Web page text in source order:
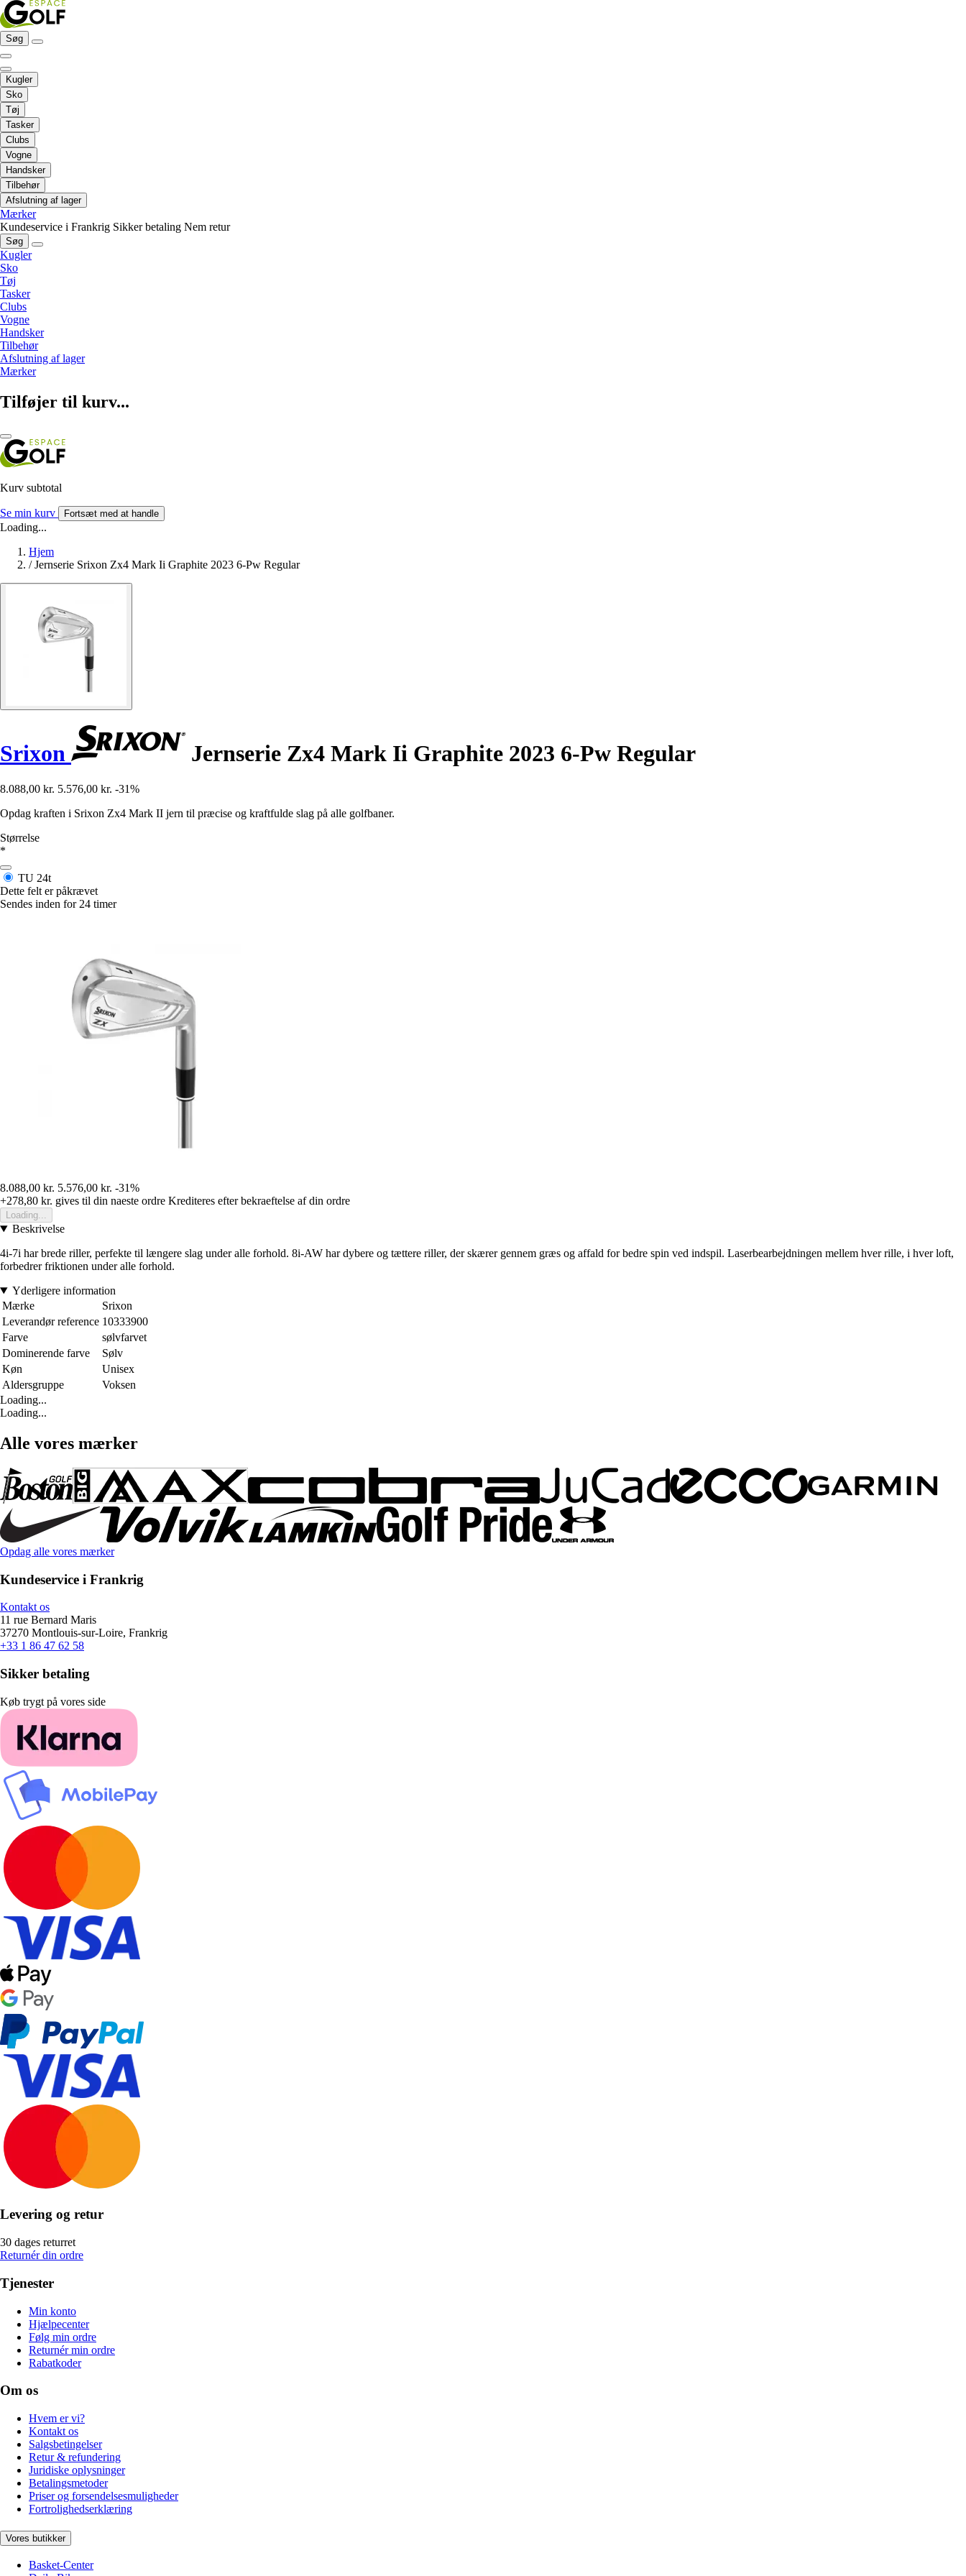
Søg
Kugler
Sko
Tøj
Tasker
Clubs
Vogne
Handsker
Tilbehør
Afslutning af lager
Mærker
Kundeservice i Frankrig Sikker betaling Nem retur
Søg
Kugler
Sko
Tøj
Tasker
Clubs
Vogne
Handsker
Tilbehør
Afslutning af lager
Mærker
Tilføjer til kurv...
Kurv subtotal
Se min kurv Fortsæt med at handle
Loading...
Hjem
/ Jernserie Srixon Zx4 Mark Ii Graphite 2023 6-Pw Regular
Srixon Jernserie Zx4 Mark Ii Graphite 2023 6-Pw Regular
8.088,00 kr. 5.576,00 kr. -31%
Opdag kraften i Srixon Zx4 Mark II jern til præcise og kraftfulde slag på alle golfbaner.
Størrelse
*
TU 24t
Dette felt er påkrævet
Sendes inden for 24 timer
8.088,00 kr. 5.576,00 kr. -31%
+278,80 kr. gives til din naeste ordre Krediteres efter bekraeftelse af din ordre
Loading...
Beskrivelse
4i-7i har brede riller, perfekte til længere slag under alle forhold. 8i-AW har dybere og tættere riller, der skærer gennem græs og affald for bedre spin ved indspil. Laserbearbejdningen mellem hver rille, i hver loft,
forbedrer friktionen under alle forhold.
Yderligere information
Mærke
Srixon
Leverandør reference 10333900
Farve
sølvfarvet
Dominerende farve
Sølv
Køn
Unisex
Aldersgruppe
Voksen
Loading...
Loading...
Alle vores mærker
Opdag alle vores mærker
Kundeservice i Frankrig
Kontakt os
11 rue Bernard Maris
37270 Montlouis-sur-Loire, Frankrig
+33 1 86 47 62 58
Sikker betaling
Køb trygt på vores side
Levering og retur
30 dages returret
Returnér din ordre
Tjenester
Min konto
Hjælpecenter
Følg min ordre
Returnér min ordre
Rabatkoder
Om os
Hvem er vi?
Kontakt os
Salgsbetingelser
Retur & refundering
Juridiske oplysninger
Betalingsmetoder
Priser og forsendelsesmuligheder
Fortrolighedserklæring
Vores butikker
Basket-Center